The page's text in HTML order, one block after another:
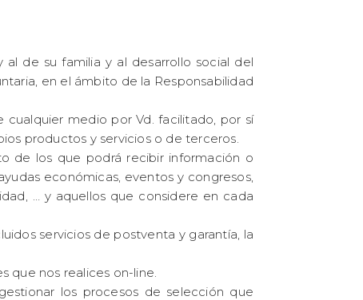
de su familia y al desarrollo social del
en el ámbito de la Responsabilidad
medio por Vd. facilitado, por sí
productos y servicios o de terceros.
de los que podrá recibir información o
económicas, eventos y congresos,
… y aquellos que considere en cada
servicios de postventa y garantía, la
que nos realices on-line.
los procesos de selección que